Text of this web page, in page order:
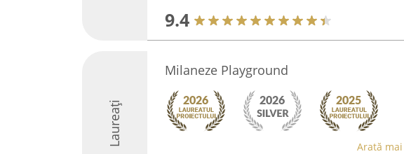
9.4
Laureați
Milaneze Playground
Arată